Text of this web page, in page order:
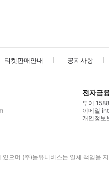
티켓판매안내 공지사항
전자금
투어
이메일
개인정보
있으며 (주)놀유니버스는 일체 책임을